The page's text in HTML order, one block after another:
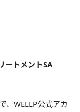
ートメントSA
、WELLP公式アカ